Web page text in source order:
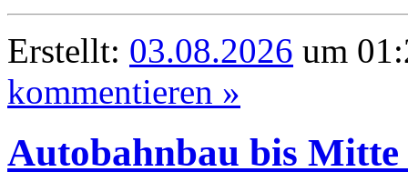
Erstellt: 03.08.2026 um
kommentieren »
Autobahnbau bis